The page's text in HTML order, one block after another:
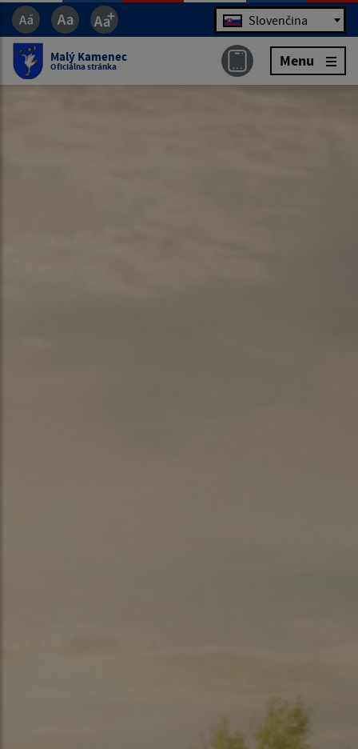
Jazyk Slovenčina
Malý Kamenec
Oficiálna stránka Menu